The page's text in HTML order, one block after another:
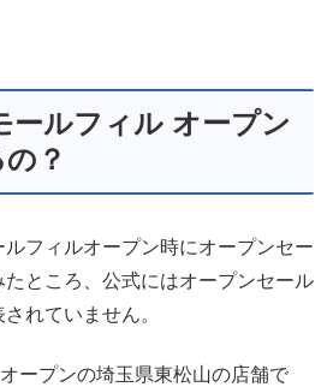
ールフィル オープン
？
フィルオープン時にオープンセー
ところ、公式にはオープンセール
れていません。
ープンの埼玉県東松山の店舗で